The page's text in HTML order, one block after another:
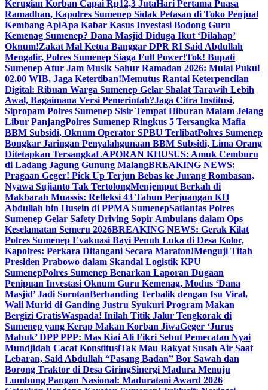
Kerugian Korban Capai Rp12,3 JutaHari Pertama Puasa
Ramadhan, Kapolres Sumenep Sidak Petasan di Toko Penjual
Kembang ApiApa Kabar Kasus Investasi Bodong Guru
Kemenag Sumenep? Dana Masjid Diduga Ikut ‘Dilahap’
Oknum!Zakat Mal Ketua Banggar DPR RI Said Abdullah
Mengalir, Polres Sumenep Siaga Full Power!Tok! Bupati
Sumenep Atur Jam Musik Sahur Ramadan 2026: Mulai Pukul
02.00 WIB, Jaga Ketertiban!Memutus Rantai Keterpencilan
Digital: Ribuan Warga Sumenep Gelar Shalat Tarawih Lebih
Awal, Bagaimana Versi Pemerintah?Jaga Citra Institusi,
Sipropam Polres Sumenep Sisir Tempat Hiburan Malam Jelang
Libur PanjangPolres Sumenep Ringkus 5 Tersangka Mafia
BBM Subsidi, Oknum Operator SPBU TerlibatPolres Sumenep
Bongkar Jaringan Penyalahgunaan BBM Subsidi, Lima Orang
Ditetapkan TersangkaLAPORAN KHUSUS: Amuk Cemburu
di Ladang Jagung Gunung MalangBREAKING NEWS:
Pragaan Geger! Pick Up Terjun Bebas ke Jurang Rombasan,
Nyawa Sujianto Tak TertolongMenjemput Berkah di
Makbarah Muassis: Refleksi 43 Tahun Perjuangan KH
Abdullah bin Husein di PPMA SumenepSatlantas Polres
Sumenep Gelar Safety Driving Sopir Ambulans dalam Ops
Keselamatan Semeru 2026BREAKING NEWS: Gerak Kilat
Polres Sumenep Evakuasi Bayi Penuh Luka di Desa Kolor,
Kapolres: Perkara Ditangani Secara Maraton!Menguji Titah
Presiden Prabowo dalam Skandal Logistik KPU
SumenepPolres Sumenep Benarkan Laporan Dugaan
Penipuan Investasi Oknum Guru Kemenag, Modus ‘Dana
Masjid’ Jadi SorotanBerbanding Terbalik dengan Isu Viral,
Wali Murid di Ganding Justru Syukuri Program Makan
Bergizi GratisWaspada! Inilah Titik Jalur Tengkorak di
Sumenep yang Kerap Makan Korban JiwaGeger ‘Jurus
Mabuk’ DPP PPP: Mas Kiai Ali Fikri Sebut Pemecatan Nyai
Mundjidah Cacat KonstitusiTak Mau Rakyat Susah Air Saat
Lebaran, Said Abdullah “Pasang Badan” Bor Sawah dan
Borong Traktor di Desa GiringSinergi Madura Menuju
Lumbung Pangan Nasional: Maduratani Award 2026